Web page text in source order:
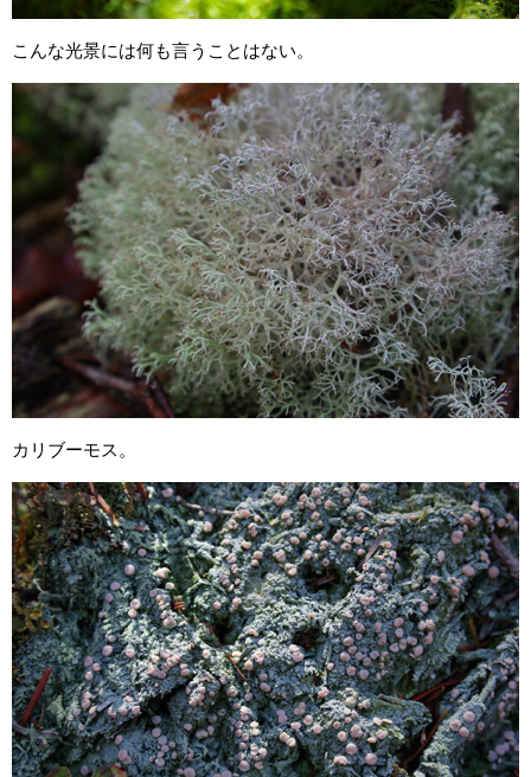
こんな光景には何も言うことはない。
カリブーモス。